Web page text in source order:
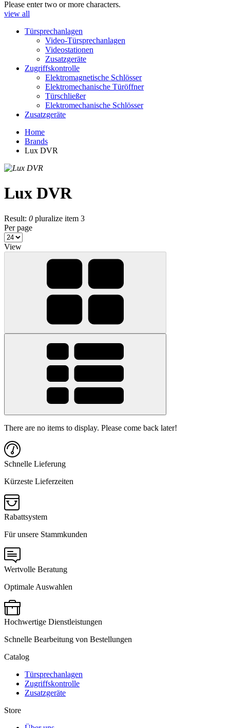
Please enter two or more characters.
view all
Türsprechanlagen
Video-Türsprechanlagen
Videostationen
Zusatzgeräte
Zugriffskontrolle
Elektromagnetische Schlösser
Elektromechanische Türöffner
Türschließer
Elektromechanische Schlösser
Zusatzgeräte
Home
Brands
Lux DVR
Lux DVR
Result: 0 pluralize item 3
Per page
View
There are no items to display. Please come back later!
Schnelle Lieferung
Kürzeste Lieferzeiten
Rabattsystem
Für unsere Stammkunden
Wertvolle Beratung
Optimale Auswahlen
Hochwertige Dienstleistungen
Schnelle Bearbeitung von Bestellungen
Catalog
Türsprechanlagen
Zugriffskontrolle
Zusatzgeräte
Store